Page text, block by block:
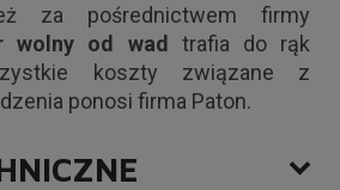
za pośrednictwem firmy
wolny od wad
trafia do rąk
koszty związane z
ponosi firma Paton.